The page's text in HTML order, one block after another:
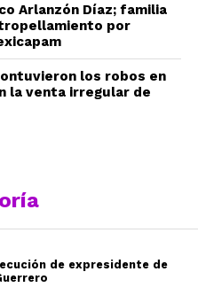
Arlanzón Díaz; familia
por
los robos en
la venta irregular de
de expresidente de